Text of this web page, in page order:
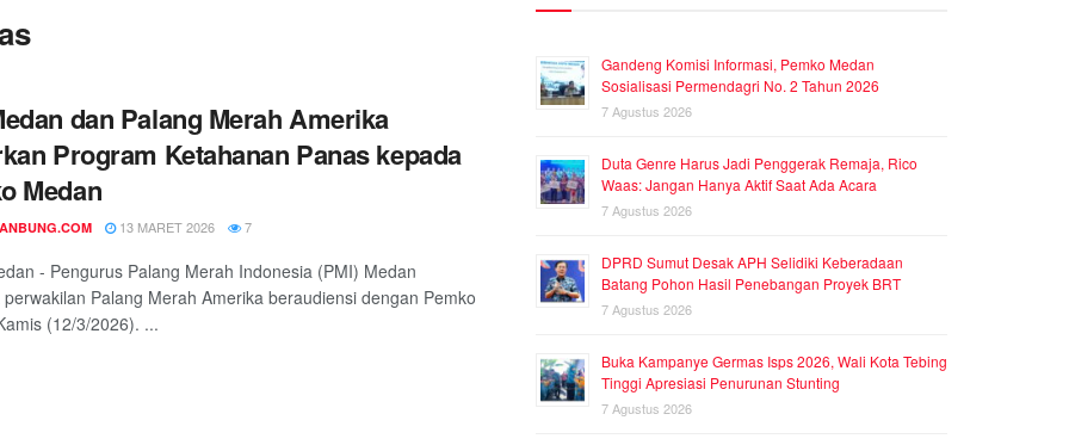
dan Palang Merah Amerika
Program Ketahanan Panas kepada
Medan
13 MARET 2026 7
- Pengurus Palang Merah Indonesia (PMI) Medan
Palang Merah Amerika beraudiensi dengan Pemko
(12/3/2026). ...
Gandeng Komisi Informasi, Pemko Medan
Sosialisasi Permendagri No. 2 Tahun 2026
7 Agustus 2026
Duta Genre Harus Jadi Penggerak Remaja, Rico
Waas: Jangan Hanya Aktif Saat Ada Acara
7 Agustus 2026
DPRD Sumut Desak APH Selidiki Keberadaan
Batang Pohon Hasil Penebangan Proyek BRT
7 Agustus 2026
Buka Kampanye Germas Isps 2026, Wali Kota Tebing
Tinggi Apresiasi Penurunan Stunting
7 Agustus 2026